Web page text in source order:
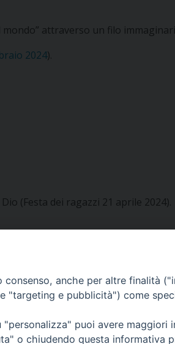
attraverso un filo
2024).
(Festa dei ragazzi 21 aprile 2024).
anche per altre finalità
"targeting e pubblicità") come
puoi avere maggiori
o chiudendo questa informativa